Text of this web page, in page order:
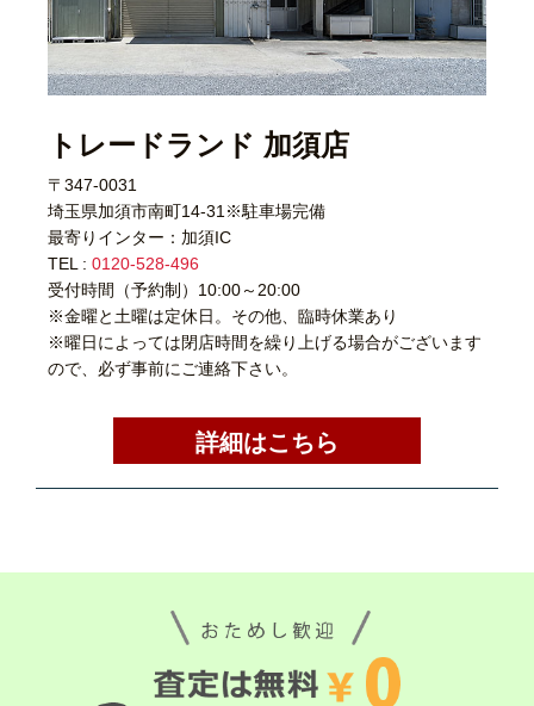
トレードランド 加須店
〒347-0031
埼玉県加須市南町14-31※駐車場完備
最寄りインター：加須IC
TEL : 0120-528-496
受付時間（予約制）10:00～20:00
※金曜と土曜は定休日。その他、臨時休業あり
※曜日によっては閉店時間を繰り上げる場合がございます
ので、必ず事前にご連絡下さい。
詳細はこちら